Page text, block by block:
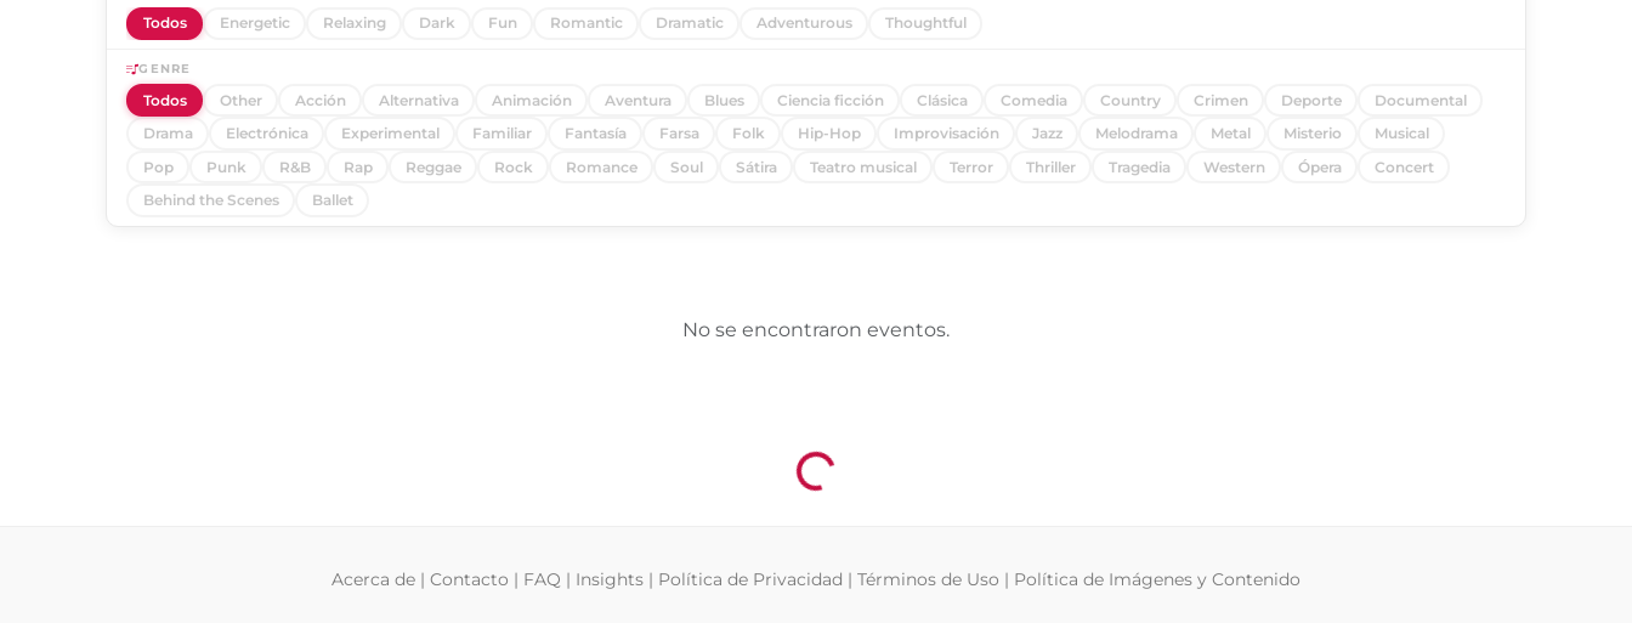
Todos Energetic Relaxing Dark Fun Romantic Dramatic Adventurous Thoughtful
GENRE
Todos Other Acción Alternativa Animación Aventura Blues Ciencia ficción Clásica Comedia Country Crimen Deporte
Documental
Drama
Electrónica Experimental Familiar Fantasía Farsa Folk Hip-Hop Improvisación Jazz Melodrama Metal Misterio
Musical
Pop
Punk R&B Rap Reggae Rock Romance Soul Sátira Teatro musical Terror Thriller Tragedia Western Ópera
Concert
Behind the Scenes
Ballet
No se encontraron eventos.
Cargando...
Acerca de | Contacto | FAQ | Insights | Política de Privacidad | Términos de Uso | Política de Imágenes y Contenido